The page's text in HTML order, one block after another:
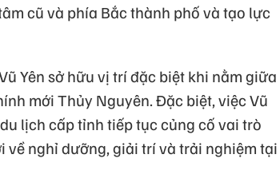
cũ và phía Bắc thành phố và tạo lực
Yên sở hữu vị trí đặc biệt khi nằm giữa
mới Thủy Nguyên. Đặc biệt, việc Vũ
lịch cấp tỉnh tiếp tục củng cố vai trò
nghỉ dưỡng, giải trí và trải nghiệm tại